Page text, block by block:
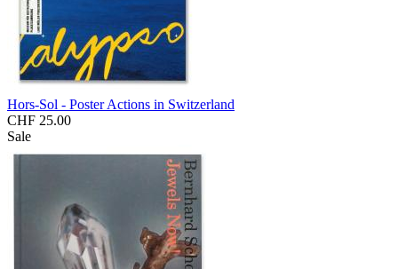
Hors-Sol - Poster Actions in Switzerland
CHF 25.00
Sale